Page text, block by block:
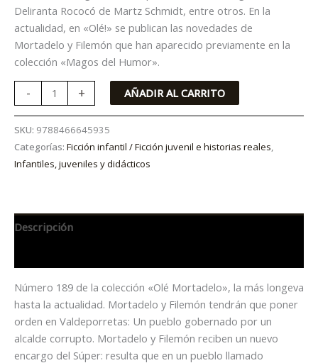
Deliranta Rococó de Martz Schmidt, entre otros. En la
actualidad, en «Olé!» se publican las novedades de
Mortadelo y Filemón que han aparecido previamente en la
colección «Magos del Humor».
- + AÑADIR AL CARRITO
SKU: 9788466645935
Categorías: Ficción infantil / Ficción juvenil e historias reales,
Infantiles, juveniles y didácticos
Descripción
Número 189 de la colección «Olé Mortadelo», la más longeva
hasta la actualidad. Mortadelo y Filemón tendrán que poner
orden en Valdeporretas: Un pueblo gobernado por un
alcalde corrupto. Mortadelo y Filemón reciben un nuevo
encargo del Súper: resulta que en un pueblo llamado